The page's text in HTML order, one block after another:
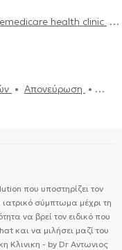
health clinic
Απονεύρωση
που υποστηρίζει τον
σύμπτωμα μέχρι τη
να βρεί τον ειδικό που
και να μιλήσει μαζί του
Κλινικη - by Dr Αντωνιος